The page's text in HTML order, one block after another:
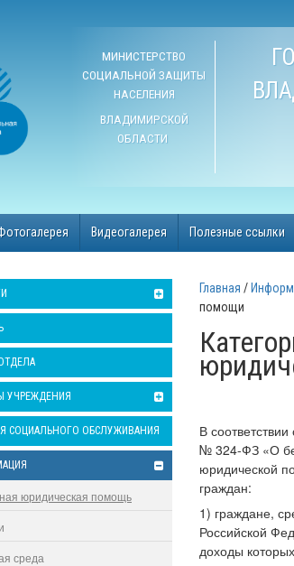
МИНИСТЕРСТВО
СОЦИАЛЬНОЙ ЗАЩИТЫ
НАСЕЛЕНИЯ
ВЛАДИМИРСКОЙ
ОБЛАСТИ
Видеогалерея Полезные ссылки
УЧРЕЖДЕНИЯ
СОЦИАЛЬНОГО ОБСЛУЖИВАНИЯ
юридическая помощь
среда
Главная
помощи
В
№ 324-ФЗ «О
юридической
граждан:
1) граждане,
Российской
доходы